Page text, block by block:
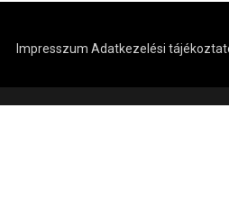
Impresszum Adatkezelési